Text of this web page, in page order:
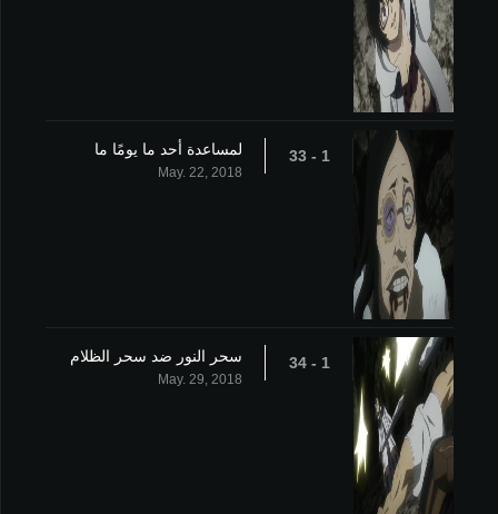
1 - 33 لمساعدة أحد ما يومًا ما
May. 22, 2018
1 - 34 سحر النور ضد سحر الظلام
May. 29, 2018